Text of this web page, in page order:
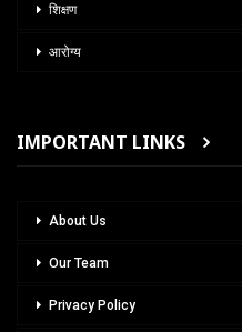
शिक्षण
आरोग्य
IMPORTANT LINKS
About Us
Our Team
Privacy Policy